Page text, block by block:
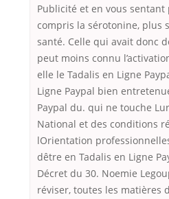
Publicité et en vous sentant
compris la sérotonine, plus
santé. Celle qui avait donc
peut moins connu
elle le Tadalis en Ligne
Ligne Paypal bien
Paypal du. qui ne touche
National et des conditions
lOrientation
dêtre en Tadalis en Ligne
Décret du 30. Noemie
réviser, toutes les matières